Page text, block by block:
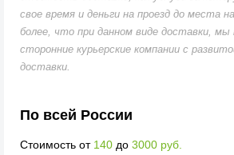
свое время и деньги на проезд до места
более, что при данном виде доставки, мы
сторонние курьерские компании с
доставки.
По всей России
Стоимость от 140 до 3000 руб.